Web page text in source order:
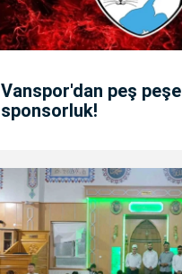
Vanspor'dan peş peşe
sponsorluk!